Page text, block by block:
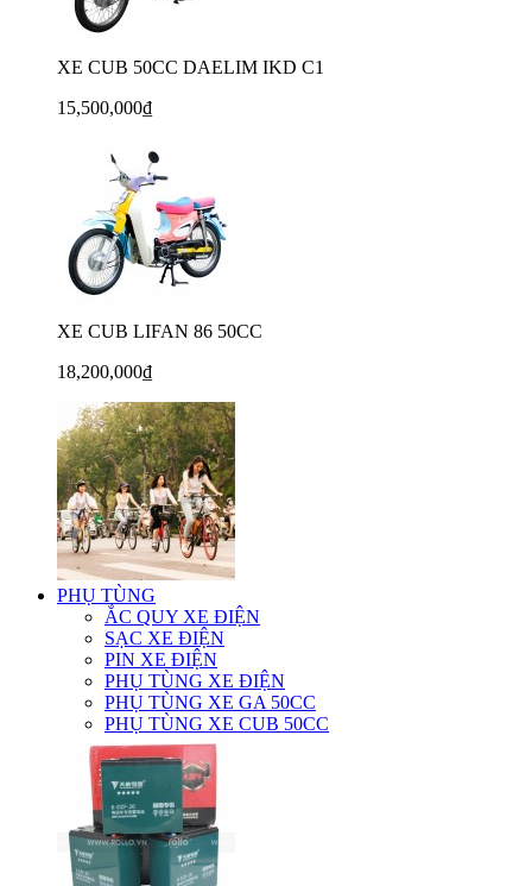
XE CUB 50CC DAELIM IKD C1
15,500,000₫
XE CUB LIFAN 86 50CC
18,200,000₫
PHỤ TÙNG
ẮC QUY XE ĐIỆN
SẠC XE ĐIỆN
PIN XE ĐIỆN
PHỤ TÙNG XE ĐIỆN
PHỤ TÙNG XE GA 50CC
PHỤ TÙNG XE CUB 50CC